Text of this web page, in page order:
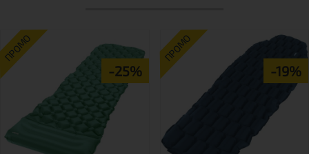
ПРОМО
-25%
ПРОМО
-19%